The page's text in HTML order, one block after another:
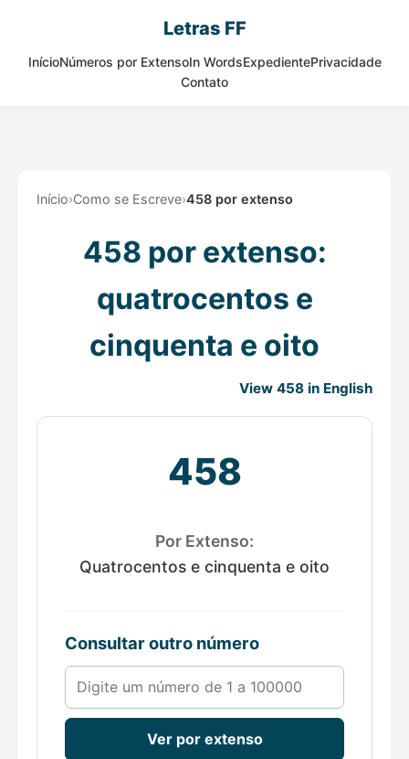
Letras FF
InícioNúmeros por ExtensoIn WordsExpedientePrivacidade
Contato
Início›Como se Escreve›458 por extenso
458 por extenso:
quatrocentos e
cinquenta e oito
View 458 in English
458
Por Extenso:
Quatrocentos e cinquenta e oito
Consultar outro número
Número de 1 a 100000
Ver por extenso